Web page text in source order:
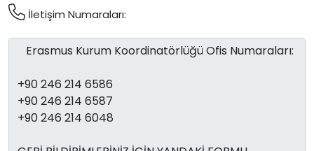
İletişim Numaraları: